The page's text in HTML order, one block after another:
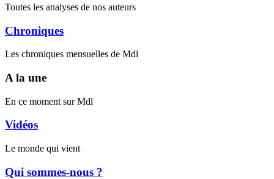
Toutes les analyses de nos auteurs
Chroniques
Les chroniques mensuelles de Mdl
A la une
En ce moment sur Mdl
Vidéos
Le monde qui vient
Qui sommes-nous ?